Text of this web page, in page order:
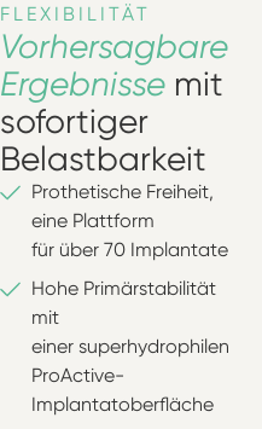
FLEXIBILITÄT
Vorhersagbare
Ergebnisse mit
sofortiger
Belastbarkeit
Prothetische Freiheit,
eine Plattform
für über 70 Implantate
Hohe Primärstabilität
mit
einer superhydrophilen
ProActive-
Implantatoberfläche